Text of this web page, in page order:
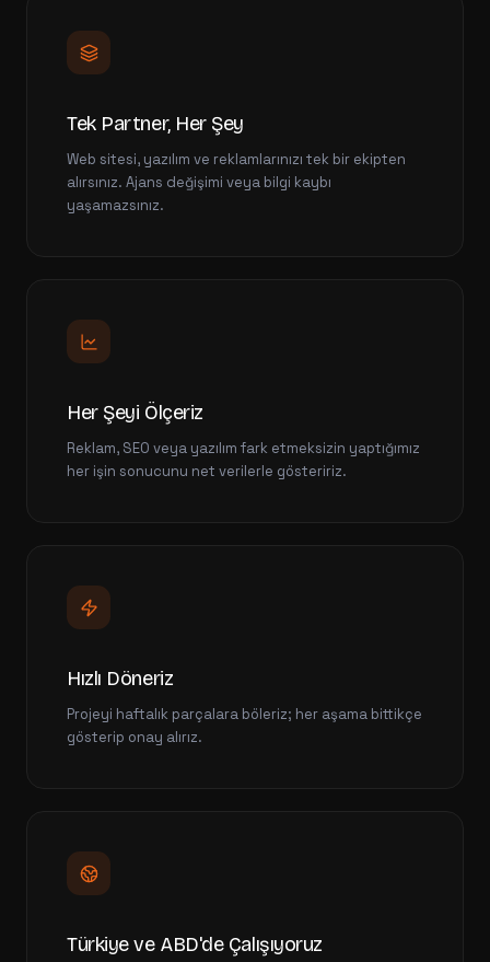
Tek Partner, Her Şey
Web sitesi, yazılım ve reklamlarınızı tek bir ekipten
alırsınız. Ajans değişimi veya bilgi kaybı
yaşamazsınız.
Her Şeyi Ölçeriz
Reklam, SEO veya yazılım fark etmeksizin yaptığımız
her işin sonucunu net verilerle gösteririz.
Hızlı Döneriz
Projeyi haftalık parçalara böleriz; her aşama bittikçe
gösterip onay alırız.
Türkiye ve ABD'de Çalışıyoruz